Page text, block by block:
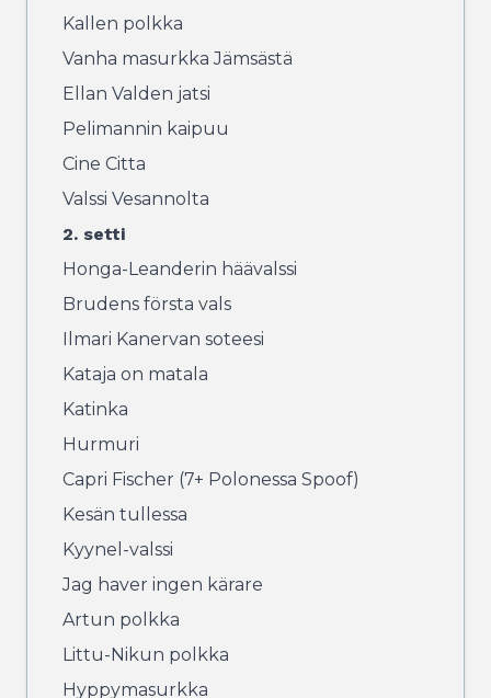
Kallen polkka
Vanha masurkka Jämsästä
Ellan Valden jatsi
Pelimannin kaipuu
Cine Citta
Valssi Vesannolta
2. setti
Honga-Leanderin häävalssi
Brudens första vals
Ilmari Kanervan soteesi
Kataja on matala
Katinka
Hurmuri
Capri Fischer (7+ Polonessa Spoof)
Kesän tullessa
Kyynel-valssi
Jag haver ingen kärare
Artun polkka
Littu-Nikun polkka
Hyppymasurkka